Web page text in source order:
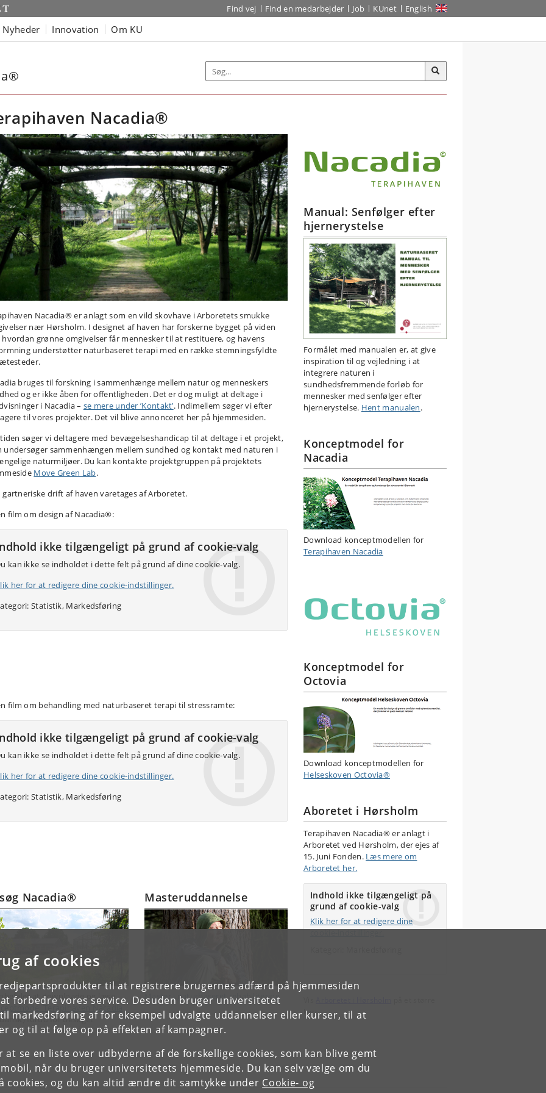
af cookies
til at registrere brugernes adfærd på hjemmesiden
forbedre vores service. Desuden bruger universitetet
markedsføring af for eksempel udvalgte uddannelser eller kurser, til at
og til at følge op på effekten af kampagner.
at se en liste over udbyderne af de forskellige cookies, som kan blive gemt
når du bruger universitetets hjemmeside. Du kan selv vælge om du
cookies, og du kan altid ændre dit samtykke under Cookie- og
Find vej Find en medarbejder Job KUnet English
Nyheder Innovation Om KU
Nacadia®
Nacadia® er anlagt som en vild skovhave i Arboretets smukke
nær Hørsholm. I designet af haven har forskerne bygget på viden
hvordan grønne omgivelser får mennesker til at restituere, og havens
understøtter naturbaseret terapi med en række stemningsfyldte
bruges til forskning i sammenhænge mellem natur og menneskers
og er ikke åben for offentligheden. Det er dog muligt at deltage i
i Nacadia – se mere under ’Kontakt’. Indimellem søger vi efter
til vores projekter. Det vil blive annonceret her på hjemmesiden.
søger vi deltagere med bevægelseshandicap til at deltage i et projekt,
undersøger sammenhængen mellem sundhed og kontakt med naturen i
naturmiljøer. Du kan kontakte projektgruppen på projektets
Move Green Lab.
gartneriske drift af haven varetages af Arboretet.
film om design af Nacadia®:
ikke tilgængeligt på grund af cookie-valg
kan ikke se indholdet i dette felt på grund af dine cookie-valg.
her for at redigere dine cookie-indstillinger.
Statistik, Markedsføring
film om behandling med naturbaseret terapi til stressramte:
ikke tilgængeligt på grund af cookie-valg
kan ikke se indholdet i dette felt på grund af dine cookie-valg.
her for at redigere dine cookie-indstillinger.
Statistik, Markedsføring
Nacadia®
at downloade og læse
Terapihaven Nacadia
forud for besøget
Masteruddannelse
Master i naturbaseret rehabilitering
Manual: Senfølger efter
hjernerystelse
Formålet med manualen er, at give
inspiration til og vejledning i at
integrere naturen i
sundhedsfremmende forløb for
mennesker med senfølger efter
hjernerystelse. Hent manualen.
Konceptmodel for
Nacadia
Download konceptmodellen for
Terapihaven Nacadia
Konceptmodel for
Octovia
Download konceptmodellen for
Helseskoven Octovia®
Aboretet i Hørsholm
Terapihaven Nacadia® er anlagt i
Arboretet ved Hørsholm, der ejes af
15. Juni Fonden. Læs mere om
Arboretet her.
Indhold ikke tilgængeligt på
grund af cookie-valg
Klik her for at redigere dine
cookie-indstillinger.
kort